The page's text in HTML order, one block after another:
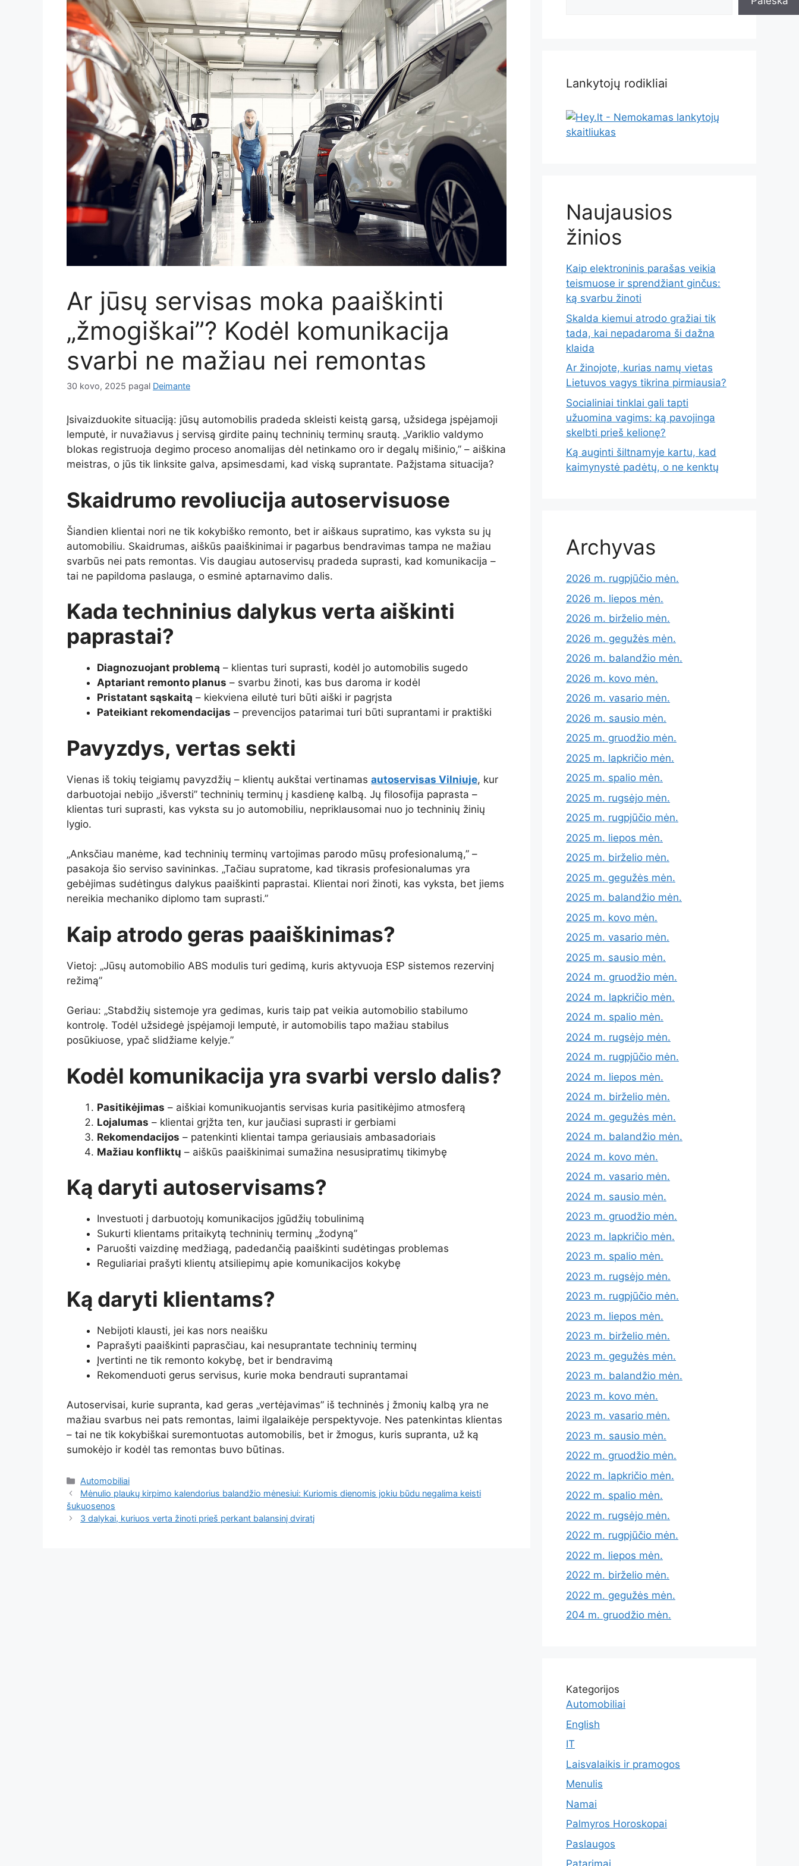
Ar jūsų servisas moka paaiškinti
„žmogiškai”? Kodėl komunikacija
svarbi ne mažiau nei remontas
30 kovo, 2025 pagal Deimante
Įsivaizduokite situaciją: jūsų automobilis pradeda skleisti keistą garsą, užsidega įspėjamoji
lemputė, ir nuvažiavus į servisą girdite painų techninių terminų srautą. „Variklio valdymo
blokas registruoja degimo proceso anomalijas dėl netinkamo oro ir degalų mišinio,” – aiškina
meistras, o jūs tik linksite galva, apsimesdami, kad viską suprantate. Pažįstama situacija?
Skaidrumo revoliucija autoservisuose
Šiandien klientai nori ne tik kokybiško remonto, bet ir aiškaus supratimo, kas vyksta su jų
automobiliu. Skaidrumas, aiškūs paaiškinimai ir pagarbus bendravimas tampa ne mažiau
svarbūs nei pats remontas. Vis daugiau autoservisų pradeda suprasti, kad komunikacija –
tai ne papildoma paslauga, o esminė aptarnavimo dalis.
Kada techninius dalykus verta aiškinti
paprastai?
Diagnozuojant problemą – klientas turi suprasti, kodėl jo automobilis sugedo
Aptariant remonto planus – svarbu žinoti, kas bus daroma ir kodėl
Pristatant sąskaitą – kiekviena eilutė turi būti aiški ir pagrįsta
Pateikiant rekomendacijas – prevencijos patarimai turi būti suprantami ir praktiški
Pavyzdys, vertas sekti
Vienas iš tokių teigiamų pavyzdžių – klientų aukštai vertinamas autoservisas Vilniuje, kur
darbuotojai nebijo „išversti” techninių terminų į kasdienę kalbą. Jų filosofija paprasta –
klientas turi suprasti, kas vyksta su jo automobiliu, nepriklausomai nuo jo techninių žinių
lygio.
„Anksčiau manėme, kad techninių terminų vartojimas parodo mūsų profesionalumą,” –
pasakoja šio serviso savininkas. „Tačiau supratome, kad tikrasis profesionalumas yra
gebėjimas sudėtingus dalykus paaiškinti paprastai. Klientai nori žinoti, kas vyksta, bet jiems
nereikia mechaniko diplomo tam suprasti.”
Kaip atrodo geras paaiškinimas?
Vietoj: „Jūsų automobilio ABS modulis turi gedimą, kuris aktyvuoja ESP sistemos rezervinį
režimą”
Geriau: „Stabdžių sistemoje yra gedimas, kuris taip pat veikia automobilio stabilumo
kontrolę. Todėl užsidegė įspėjamoji lemputė, ir automobilis tapo mažiau stabilus
posūkiuose, ypač slidžiame kelyje.”
Kodėl komunikacija yra svarbi verslo dalis?
Pasitikėjimas – aiškiai komunikuojantis servisas kuria pasitikėjimo atmosferą
Lojalumas – klientai grįžta ten, kur jaučiasi suprasti ir gerbiami
Rekomendacijos – patenkinti klientai tampa geriausiais ambasadoriais
Mažiau konfliktų – aiškūs paaiškinimai sumažina nesusipratimų tikimybę
Ką daryti autoservisams?
Investuoti į darbuotojų komunikacijos įgūdžių tobulinimą
Sukurti klientams pritaikytą techninių terminų „žodyną”
Paruošti vaizdinę medžiagą, padedančią paaiškinti sudėtingas problemas
Reguliariai prašyti klientų atsiliepimų apie komunikacijos kokybę
Ką daryti klientams?
Nebijoti klausti, jei kas nors neaišku
Paprašyti paaiškinti paprasčiau, kai nesuprantate techninių terminų
Įvertinti ne tik remonto kokybę, bet ir bendravimą
Rekomenduoti gerus servisus, kurie moka bendrauti suprantamai
Autoservisai, kurie supranta, kad geras „vertėjavimas” iš techninės į žmonių kalbą yra ne
mažiau svarbus nei pats remontas, laimi ilgalaikėje perspektyvoje. Nes patenkintas klientas
– tai ne tik kokybiškai suremontuotas automobilis, bet ir žmogus, kuris supranta, už ką
sumokėjo ir kodėl tas remontas buvo būtinas.
Kategorijos
Automobiliai
Mėnulio plaukų kirpimo kalendorius balandžio mėnesiui: Kuriomis dienomis jokiu būdu negalima keisti
šukuosenos
3 dalykai, kuriuos verta žinoti prieš perkant balansinį dviratį
Lankytojų rodikliai
Naujausios
žinios
Kaip elektroninis parašas veikia
teismuose ir sprendžiant ginčus:
ką svarbu žinoti
Skalda kiemui atrodo gražiai tik
tada, kai nepadaroma ši dažna
klaida
Ar žinojote, kurias namų vietas
Lietuvos vagys tikrina pirmiausia?
Socialiniai tinklai gali tapti
užuomina vagims: ką pavojinga
skelbti prieš kelionę?
Ką auginti šiltnamyje kartu, kad
kaimynystė padėtų, o ne kenktų
Archyvas
2026 m. rugpjūčio mėn.
2026 m. liepos mėn.
2026 m. birželio mėn.
2026 m. gegužės mėn.
2026 m. balandžio mėn.
2026 m. kovo mėn.
2026 m. vasario mėn.
2026 m. sausio mėn.
2025 m. gruodžio mėn.
2025 m. lapkričio mėn.
2025 m. spalio mėn.
2025 m. rugsėjo mėn.
2025 m. rugpjūčio mėn.
2025 m. liepos mėn.
2025 m. birželio mėn.
2025 m. gegužės mėn.
2025 m. balandžio mėn.
2025 m. kovo mėn.
2025 m. vasario mėn.
2025 m. sausio mėn.
2024 m. gruodžio mėn.
2024 m. lapkričio mėn.
2024 m. spalio mėn.
2024 m. rugsėjo mėn.
2024 m. rugpjūčio mėn.
2024 m. liepos mėn.
2024 m. birželio mėn.
2024 m. gegužės mėn.
2024 m. balandžio mėn.
2024 m. kovo mėn.
2024 m. vasario mėn.
2024 m. sausio mėn.
2023 m. gruodžio mėn.
2023 m. lapkričio mėn.
2023 m. spalio mėn.
2023 m. rugsėjo mėn.
2023 m. rugpjūčio mėn.
2023 m. liepos mėn.
2023 m. birželio mėn.
2023 m. gegužės mėn.
2023 m. balandžio mėn.
2023 m. kovo mėn.
2023 m. vasario mėn.
2023 m. sausio mėn.
2022 m. gruodžio mėn.
2022 m. lapkričio mėn.
2022 m. spalio mėn.
2022 m. rugsėjo mėn.
2022 m. rugpjūčio mėn.
2022 m. liepos mėn.
2022 m. birželio mėn.
2022 m. gegužės mėn.
204 m. gruodžio mėn.
Kategorijos
Automobiliai
English
IT
Laisvalaikis ir pramogos
Menulis
Namai
Palmyros Horoskopai
Paslaugos